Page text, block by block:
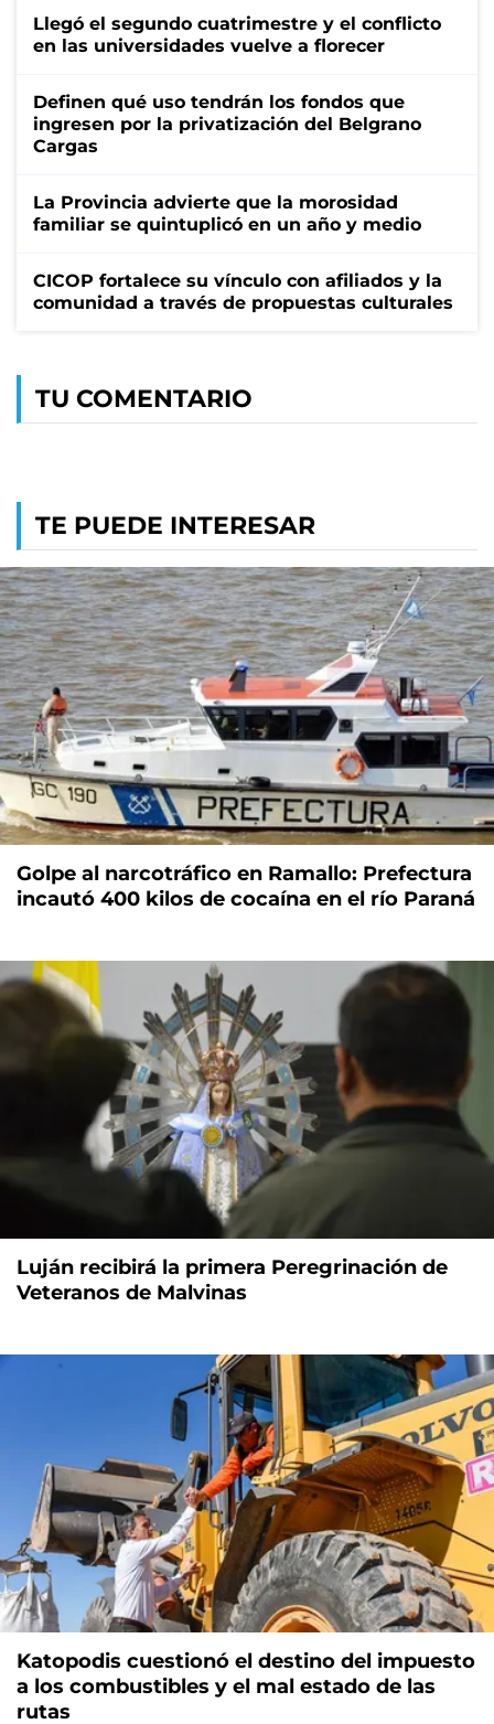
Llegó el segundo cuatrimestre y el conflicto
en las universidades vuelve a florecer
Definen qué uso tendrán los fondos que
ingresen por la privatización del Belgrano
Cargas
La Provincia advierte que la morosidad
familiar se quintuplicó en un año y medio
CICOP fortalece su vínculo con afiliados y la
comunidad a través de propuestas culturales
TU COMENTARIO
TE PUEDE INTERESAR
Golpe al narcotráfico en Ramallo: Prefectura
incautó 400 kilos de cocaína en el río Paraná
Luján recibirá la primera Peregrinación de
Veteranos de Malvinas
Katopodis cuestionó el destino del impuesto
a los combustibles y el mal estado de las
rutas